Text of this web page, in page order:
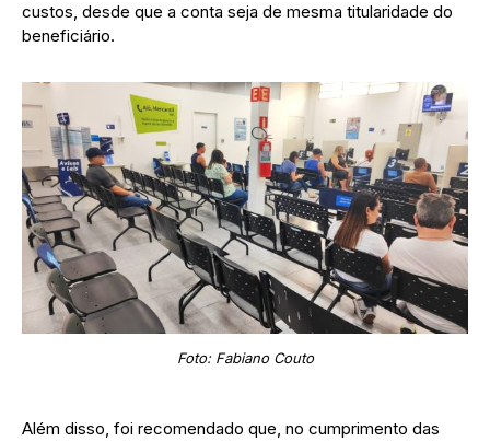
custos, desde que a conta seja de mesma titularidade do
beneficiário.
Foto: Fabiano Couto
Além disso, foi recomendado que, no cumprimento das